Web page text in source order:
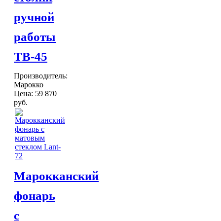
Хлопковые
ПОСУДА
Подносы
фруктовницы
ДОСТАВКА и ОПЛАТА
КОНТАКТЫ
ручной
работы
TB-45
Производитель:
Марокко
Цена: 59 870
руб.
Марокканский
фонарь
с